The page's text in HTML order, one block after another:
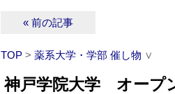
« 前の記事
TOP > 薬系大学・学部 催し物 ∨
神戸学院大学 オープ